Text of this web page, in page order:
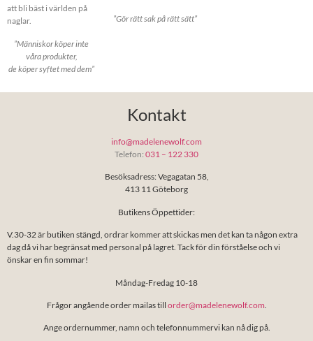
att bli bäst i världen på
naglar.
”Människor köper inte
våra produkter,
de köper syftet med dem”
”Gör rätt sak på rätt sätt”
Kontakt
info@madelenewolf.com
Telefon: 031 – 122 330
Besöksadress: Vegagatan 58,
413 11 Göteborg
Butikens Öppettider:
V.30-32 är butiken stängd, ordrar kommer att skickas men det kan ta någon extra
dag då vi har begränsat med personal på lagret. Tack för din förståelse och vi
önskar en fin sommar!
Måndag-Fredag 10-18
Frågor angående order mailas till order@madelenewolf.com
Ange ordernummer, namn och telefonnummervi kan nå dig på.